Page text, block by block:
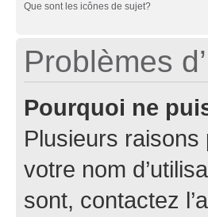
Que sont les icônes de sujet?
Problèmes
Pourquoi ne
Plusieurs
votre nom
sont, contactez